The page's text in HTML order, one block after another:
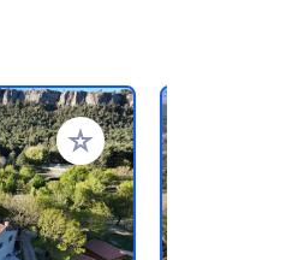
Aggiungi ai tuoi preferiti